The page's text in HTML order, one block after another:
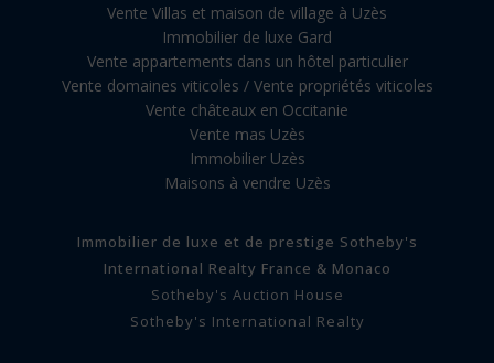
Vente Villas et maison de village à Uzès
Immobilier de luxe Gard
Vente appartements dans un hôtel particulier
Vente domaines viticoles / Vente propriétés viticoles
Vente châteaux en Occitanie
Vente mas Uzès
Immobilier Uzès
Maisons à vendre Uzès
Immobilier de luxe et de prestige Sotheby's
International Realty France & Monaco
Sotheby's Auction House
Sotheby's International Realty